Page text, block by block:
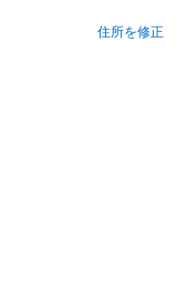
住所を修正